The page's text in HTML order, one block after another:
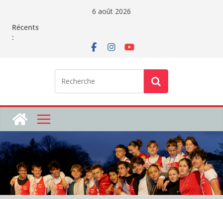
contenu
6 août 2026
Récents
: